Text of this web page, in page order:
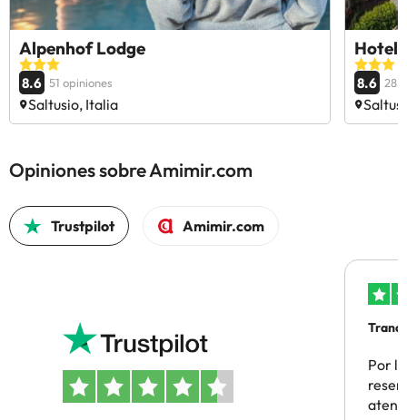
Alpenhof Lodge
8.6 51 opiniones
Saltusio, Italia
Hotel
8.6 28
Opiniones sobre Amimir.com
Trustpilot Amimir.com
Por